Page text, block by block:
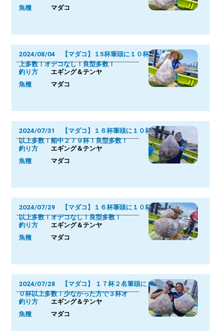
魚種 マダコ
2024/08/04 【マダコ】１5杯筆頭に１０杯以
上多数！オデコなし！良型多数！
釣り方 エギング＆テンヤ
魚種 マダコ
2024/07/31 【マダコ】１６杯筆頭に１０杯
以上多数！船中２７９杯！良型多数！
釣り方 エギング＆テンヤ
魚種 マダコ
2024/07/29 【マダコ】１６杯筆頭に１０杯
以上多数！オデコなし！良型多数！
釣り方 エギング＆テンヤ
魚種 マダコ
2024/07/28 【マダコ】 １７杯２名筆頭に１
０杯以上多数！少なかった方で３杯オ
釣り方 エギング＆テンヤ
魚種 マダコ